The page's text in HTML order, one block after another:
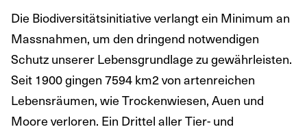
Die Biodiversitätsinitiative verlangt ein Minimum an
Massnahmen, um den dringend notwendigen
Schutz unserer Lebensgrundlage zu gewährleisten.
Seit 1900 gingen 7594 km2 von artenreichen
Lebensräumen, wie Trockenwiesen, Auen und
Moore verloren. Ein Drittel aller Tier- und